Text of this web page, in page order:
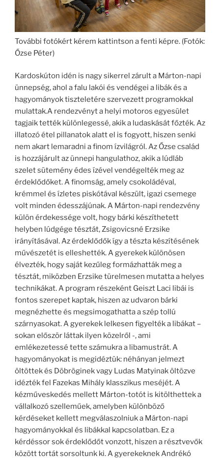
További fotókért kérem kattintson a fenti képre. (Fotók:
Őzse Péter)
Kardoskúton idén is nagy sikerrel zárult a Márton-napi
ünnepség, ahol a falu lakói és vendégei a libák és a
hagyományok tiszteletére szervezett programokkal
mulattak.A rendezvényt a helyi motoros egyesület
tagjaik tették különlegessé, akik a ludaskását főzték. Az
illatozó étel pillanatok alatt el is fogyott, hiszen senki
nem akart lemaradni a finom ízvilágról. Az Őzse család
is hozzájárult az ünnepi hangulathoz, akik a lúdláb
szelet sütemény édes ízével vendégelték meg az
érdeklődőket. A finomság, amely csokoládéval,
krémmel és ízletes piskótával készült, igazi csemege
volt minden édesszájúnak. A Márton-napi rendezvény
külön érdekessége volt, hogy bárki készíthetett
helyben lúdgége tésztát, Zsigovicsné Erzsike
irányításával. Az érdeklődők így a tészta készítésének
művészetét is elleshették. A gyerekek különösen
élvezték, hogy saját kezűleg formázhatták meg a
tésztát, miközben Erzsike türelmesen mutatta a helyes
technikákat. A program részeként Geiszt Laci libái is
fontos szerepet kaptak, hiszen az udvaron bárki
megnézhette és megsimogathatta a szép tollú
szárnyasokat. A gyerekek lelkesen figyelték a libákat –
sokan először láttak ilyen közelről -, ami
emlékezetessé tette számukra a libamustrát. A
hagyományokat is megidéztük: néhányan jelmezt
öltöttek és Döbröginek vagy Ludas Matyinak öltözve
idézték fel Fazekas Mihály klasszikus meséjét. A
kézműveskedés mellett Márton-totót is kitölthettek a
vállalkozó szelleműek, amelyben különböző
kérdéseket kellett megválaszolniuk a Márton-napi
hagyományokkal és libákkal kapcsolatban. Ez a
kérdéssor sok érdeklődőt vonzott, hiszen a résztvevők
között tortát sorsoltunk ki. A gyerekeknek Andrékó